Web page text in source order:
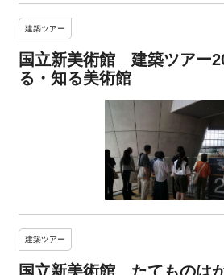
建築ツアー
国立新美術館 建築ツアー
る・知る美術館
建築ツアー
国立新美術館 たてものは